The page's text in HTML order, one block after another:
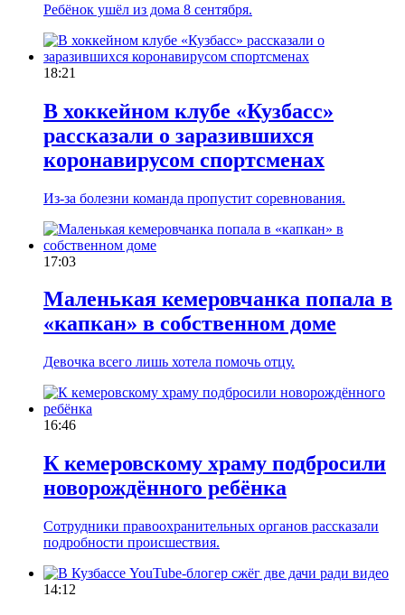
Ребёнок ушёл из дома 8 сентября.
18:21
В хоккейном клубе «Кузбасс»
рассказали о заразившихся
коронавирусом спортсменах
Из-за болезни команда пропустит соревнования.
17:03
Маленькая кемеровчанка попала в
«капкан» в собственном доме
Девочка всего лишь хотела помочь отцу.
16:46
К кемеровскому храму подбросили
новорождённого ребёнка
Сотрудники правоохранительных органов рассказали
подробности происшествия.
14:12